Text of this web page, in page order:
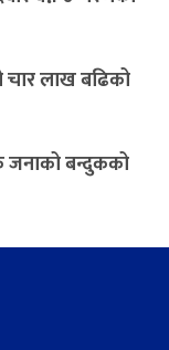
चार लाख बढिको
बन्दुकको